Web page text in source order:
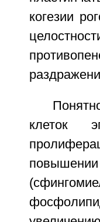
когезии
клеток